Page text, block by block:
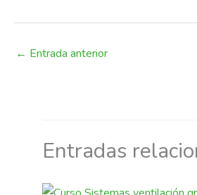
← Entrada anterior
Entradas